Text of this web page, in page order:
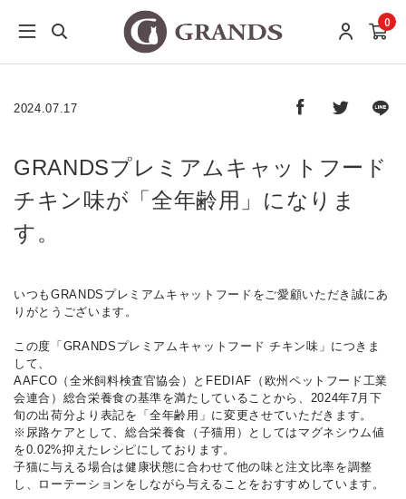
0
2024.07.17
GRANDSプレミアムキャットフード
チキン味が「全年齢用」になりま
す。
いつもGRANDSプレミアムキャットフードをご愛顧いただき誠にあ
りがとうございます。
この度「GRANDSプレミアムキャットフード チキン味」につきま
して、
AAFCO（全米飼料検査官協会）とFEDIAF（欧州ペットフード工業
会連合）総合栄養食の基準を満たしていることから、2024年7月下
旬の出荷分より表記を「全年齢用」に変更させていただきます。
※尿路ケアとして、総合栄養食（子猫用）としてはマグネシウム値
を0.02%抑えたレシピにしております。
子猫に与える場合は健康状態に合わせて他の味と注文比率を調整
し、ローテーションをしながら与えることをおすすめしています。